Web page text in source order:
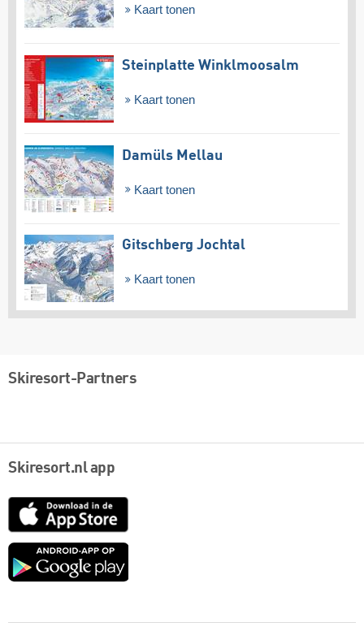
Kaart tonen
Steinplatte Winklmoosalm
Kaart tonen
Damüls Mellau
Kaart tonen
Gitschberg Jochtal
Kaart tonen
Skiresort-Partners
Skiresort.nl app
App
Google